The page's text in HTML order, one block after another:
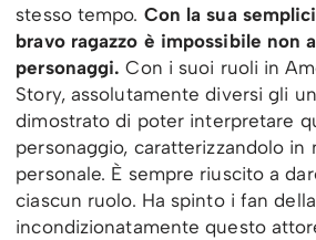
stesso tempo. Con la sua
bravo ragazzo è impossibile non
personaggi. Con i suoi ruoli in
Story, assolutamente diversi gli
dimostrato di poter interpretare
personaggio, caratterizzandolo in
personale. È sempre riuscito a
ciascun ruolo. Ha spinto i fan
incondizionatamente questo